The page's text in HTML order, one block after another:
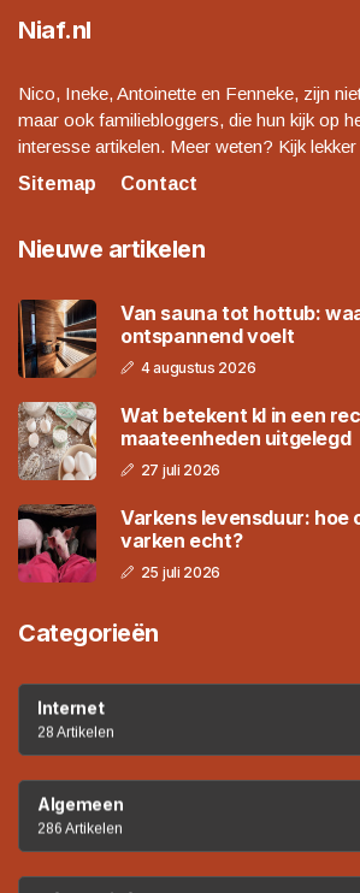
Niaf.nl
Nico, Ineke, Antoinette en Fenneke, zijn
maar ook familiebloggers, die hun kijk op
interesse artikelen. Meer weten? Kijk
Sitemap
Contact
Nieuwe artikelen
Van sauna tot hottub:
ontspannend voelt
4 augustus 2026
Wat betekent kl in een
maateenheden uitgelegd
27 juli 2026
Varkens levensduur: hoe
varken echt?
25 juli 2026
Categorieën
Internet
28 Artikelen
Algemeen
286 Artikelen